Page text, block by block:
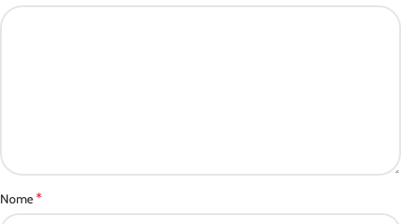
Nome*